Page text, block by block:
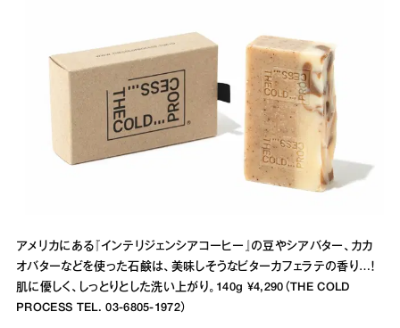
アメリカにある『インテリジェンシアコーヒー』の豆やシアバター、カカ
オバターなどを使った石鹸は、美味しそうなビターカフェラテの香り…！
肌に優しく、しっとりとした洗い上がり。140g ¥4,290（THE COLD
PROCESS TEL. 03-6805-1972）